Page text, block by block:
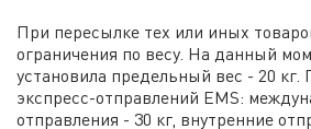
При пересылке тех или иных
ограничения по весу. На данный
установила предельный вес - 20
экспресс-отправлений EMS:
отправления - 30 кг, внутренние